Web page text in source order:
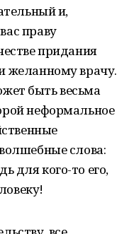
и,
праву
придания
желанному врачу.
быть весьма
неформальное
слова:
для кого-то его,